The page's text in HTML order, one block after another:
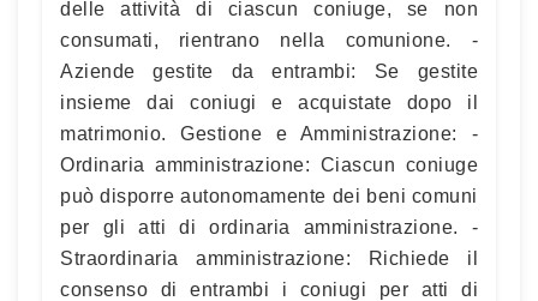
delle attività di ciascun coniuge, se non
consumati, rientrano nella comunione. -
Aziende gestite da entrambi: Se gestite
insieme dai coniugi e acquistate dopo il
matrimonio. Gestione e Amministrazione: -
Ordinaria amministrazione: Ciascun coniuge
può disporre autonomamente dei beni comuni
per gli atti di ordinaria amministrazione. -
Straordinaria amministrazione: Richiede il
consenso di entrambi i coniugi per atti di